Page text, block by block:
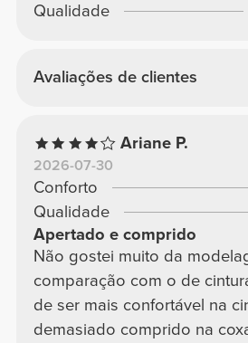
Qualidade
Avaliações de clientes
Ariane P.
2026-07-30
Conforto
Qualidade
Apertado e comprido
Não gostei muito da
comparação com o de
de ser mais confortável na
demasiado comprido na